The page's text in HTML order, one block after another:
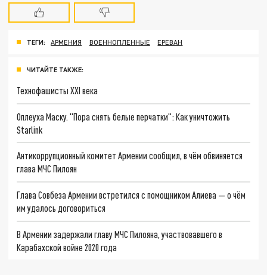
ТЕГИ: АРМЕНИЯ ВОЕННОПЛЕННЫЕ ЕРЕВАН
ЧИТАЙТЕ ТАКЖЕ:
Технофашисты XXI века
Оплеуха Маску. "Пора снять белые перчатки": Как уничтожить
Starlink
Антикоррупционный комитет Армении сообщил, в чём обвиняется
глава МЧС Пилоян
Глава Совбеза Армении встретился с помощником Алиева — о чём
им удалось договориться
В Армении задержали главу МЧС Пилояна, участвовавшего в
Карабахской войне 2020 года